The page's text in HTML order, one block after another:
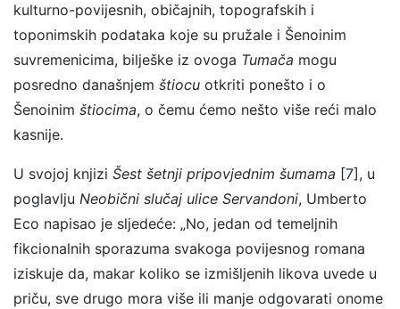
kulturno-povijesnih, običajnih, topografskih i
toponimskih podataka koje su pružale i Šenoinim
suvremenicima, bilješke iz ovoga Tumača mogu
posredno današnjem štiocu otkriti ponešto i o
Šenoinim štiocima, o čemu ćemo nešto više reći malo
kasnije.
U svojoj knjizi Šest šetnji pripovjednim šumama [7], u
poglavlju Neobični slučaj ulice Servandoni, Umberto
Eco napisao je sljedeće: „No, jedan od temeljnih
fikcionalnih sporazuma svakoga povijesnog romana
iziskuje da, makar koliko se izmišljenih likova uvede u
priču, sve drugo mora više ili manje odgovarati onome